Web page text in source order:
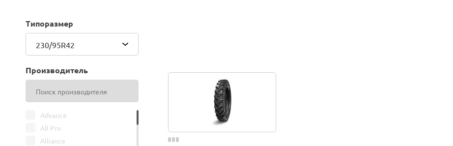
Типоразмер
230/95R42
Производитель
Advance
All Pro
Alliance